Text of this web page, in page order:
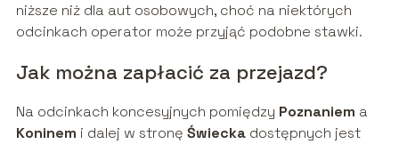
niższe niż dla aut osobowych, choć na niektórych
odcinkach operator może przyjąć podobne stawki.
Jak można zapłacić za przejazd?
Na odcinkach koncesyjnych pomiędzy Poznaniem a
Koninem i dalej w stronę Świeckadostępnych jest